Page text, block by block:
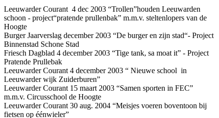
Leeuwarder Courant 4 dec 2003 “Trollen”houden Leeuwarden
schoon - project“pratende prullenbak” m.m.v. steltenlopers van de
Hoogte
Burger Jaarverslag december 2003 “De burger en zijn stad“- Project
Binnenstad Schone Stad
Friesch Dagblad 4 december 2003 “Tige tank, sa moat it” - Project
Pratende Prullebak
Leeuwarder Courant 4 december 2003 “ Nieuwe school in
Leeuwarder wijk Zuiderburen”
Leeuwarder Courant 15 maart 2003 “Samen sporten in FEC”
m.m.v. Circusschool de Hoogte
Leeuwarder Courant 30 aug. 2004 “Meisjes voeren boventoon bij
fietsen op éénwieler”